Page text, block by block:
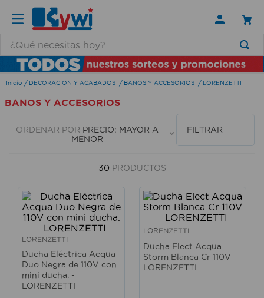
DECORACION Y ACABADOS BANOS Y ACCESORIOS LORENZETTI
BANOS Y ACCESORIOS
ORDENAR POR PRECIO: MAYOR A
MENOR
FILTRAR
30 PRODUCTOS
LORENZETTI
Ducha Eléctrica Acqua
Duo Negra de 110V con
mini ducha. -
LORENZETTI
LORENZETTI
Ducha Elect Acqua
Storm Blanca Cr 110V -
LORENZETTI
TÉRMINOS MÁS BUSCADOS
1.
lamparas
2.
ducha
.
silla
.
organizador
cerradura
taladro
aspiradora
sillas